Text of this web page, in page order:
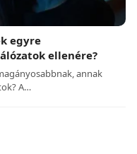
egyre
ellenére?
annak
A…